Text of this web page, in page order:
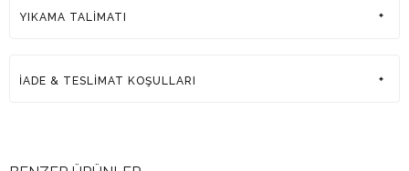
MANKEN ÜZERİNDEKİ ÜRÜN BEDENİ
YIKAMA TALİMATI
İADE & TESLİMAT KOŞULLARI